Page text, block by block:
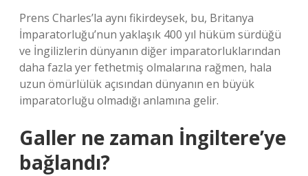
Prens Charles’la aynı fikirdeysek, bu, Britanya
İmparatorluğu’nun yaklaşık 400 yıl hüküm sürdüğü
ve İngilizlerin dünyanın diğer imparatorluklarından
daha fazla yer fethetmiş olmalarına rağmen, hala
uzun ömürlülük açısından dünyanın en büyük
imparatorluğu olmadığı anlamına gelir.
Galler ne zaman İngiltere’ye
bağlandı?